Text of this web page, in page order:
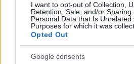
I want to opt-out of Collection,
Retention, Sale, and/or Sharing
Personal Data that Is Unrelated
Purposes for which it was
Opted Out
Google consents
Frasi celebri
Frasi da
Poesie